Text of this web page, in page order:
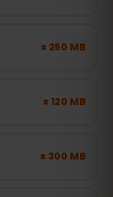
± 250 MB
± 120 MB
± 300 MB